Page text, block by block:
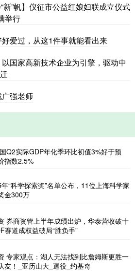
新”帆】仪征市公益红娘妇联成立仪式
举行
爱过，从这1件事就能看出来
国家高新技术企业为引擎，驱动中
强老师
Q2实际GDP年化季环比初值3%好于预
指数2.5%
“科学探索奖”名单公布，11位上海科学家
金300万
券商资管上半年成绩出炉，华泰营收破十
赛道成权益破局“胜负手”
专家观点：湖人无法找到比詹姆斯更胜一
友！_亚历山大_退役_约基奇